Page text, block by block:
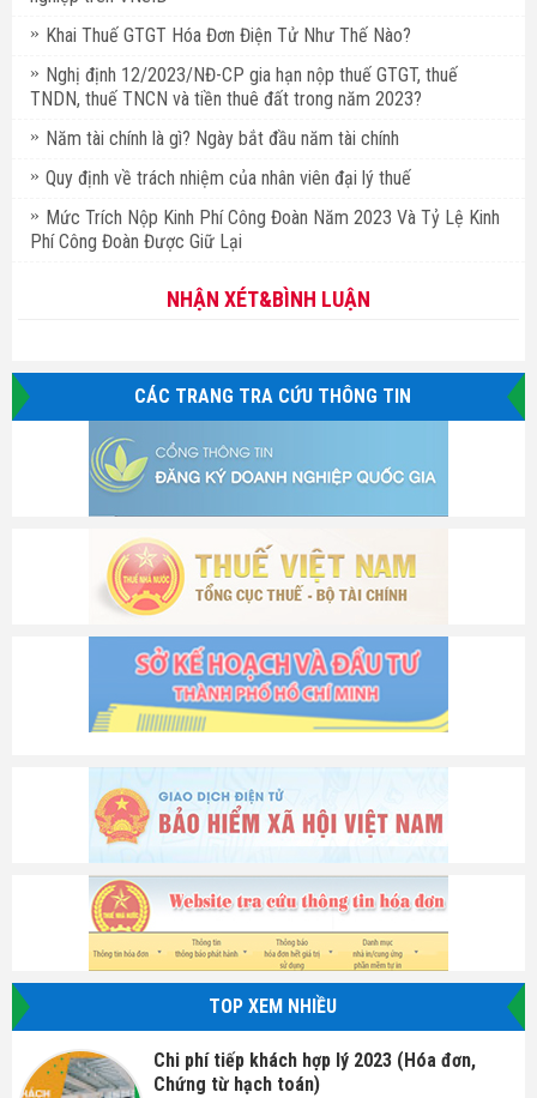
Khai Thuế GTGT Hóa Đơn Điện Tử Như Thế Nào?
Nghị định 12/2023/NĐ-CP gia hạn nộp thuế GTGT, thuế
TNDN, thuế TNCN và tiền thuê đất trong năm 2023?
Năm tài chính là gì? Ngày bắt đầu năm tài chính
Quy định về trách nhiệm của nhân viên đại lý thuế
Mức Trích Nộp Kinh Phí Công Đoàn Năm 2023 Và Tỷ Lệ Kinh
Phí Công Đoàn Được Giữ Lại
NHẬN XÉT&BÌNH LUẬN
CÁC TRANG TRA CỨU THÔNG TIN
TOP XEM NHIỀU
Chi phí tiếp khách hợp lý 2023 (Hóa đơn,
Chứng từ hạch toán)